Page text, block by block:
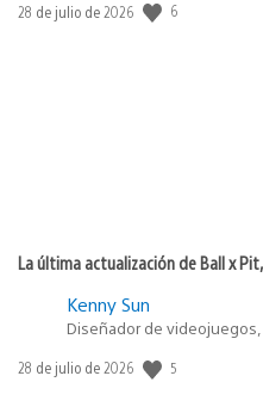
Fecha
28 de julio de 2026 6
La última actualización de Ball x
Kenny Sun
Diseñador de videojuegos,
Fecha
28 de julio de 2026 5